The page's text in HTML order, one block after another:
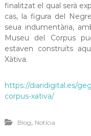
finalitzat el qual serà
cas, la figura del
seua indumentària,
Museu del Corpus
estaven construïts
Xàtiva.
https://diaridigital.es/
corpus-xativa/
Blog, Notícia